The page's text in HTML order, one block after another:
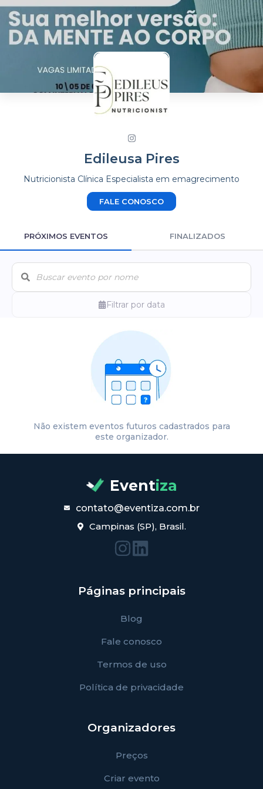
Edileusa Pires
Nutricionista Clínica Especialista em emagrecimento
FALE CONOSCO
PRÓXIMOS EVENTOS FINALIZADOS
Filtrar por data
Não existem eventos futuros cadastrados para
este organizador.
Eventiza
contato@eventiza.com.br
Campinas (SP), Brasil.
Páginas principais
Blog
Fale conosco
Termos de uso
Política de privacidade
Organizadores
Preços
Criar evento